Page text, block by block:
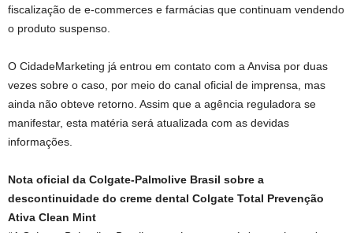
fiscalização de e-commerces e farmácias que continuam vendendo
o produto suspenso.
O CidadeMarketing já entrou em contato com a Anvisa por duas
vezes sobre o caso, por meio do canal oficial de imprensa, mas
ainda não obteve retorno. Assim que a agência reguladora se
manifestar, esta matéria será atualizada com as devidas
informações.
Nota oficial da Colgate-Palmolive Brasil sobre a
descontinuidade do creme dental Colgate Total Prevenção
Ativa Clean Mint